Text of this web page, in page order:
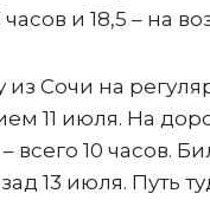
часов и 18,5 – на
Сочи на
11 июля. На
всего 10 часов.
13 июля. Путь